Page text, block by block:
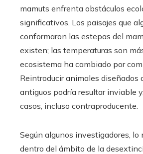
mamuts enfrenta obstáculos
significativos. Los paisajes que
conformaron las estepas del
existen; las temperaturas son
ecosistema ha cambiado por
Reintroducir animales diseñados
antiguos podría resultar inviable
casos, incluso contraproducente.
Según algunos investigadores, lo
dentro del ámbito de la